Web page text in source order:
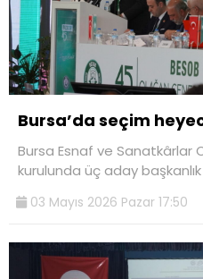
Bursa’da seçim
Bursa Esnaf ve Sanatkârlar
kurulunda üç aday başkanlık
03 Mayıs 2026 Pazar 17:50